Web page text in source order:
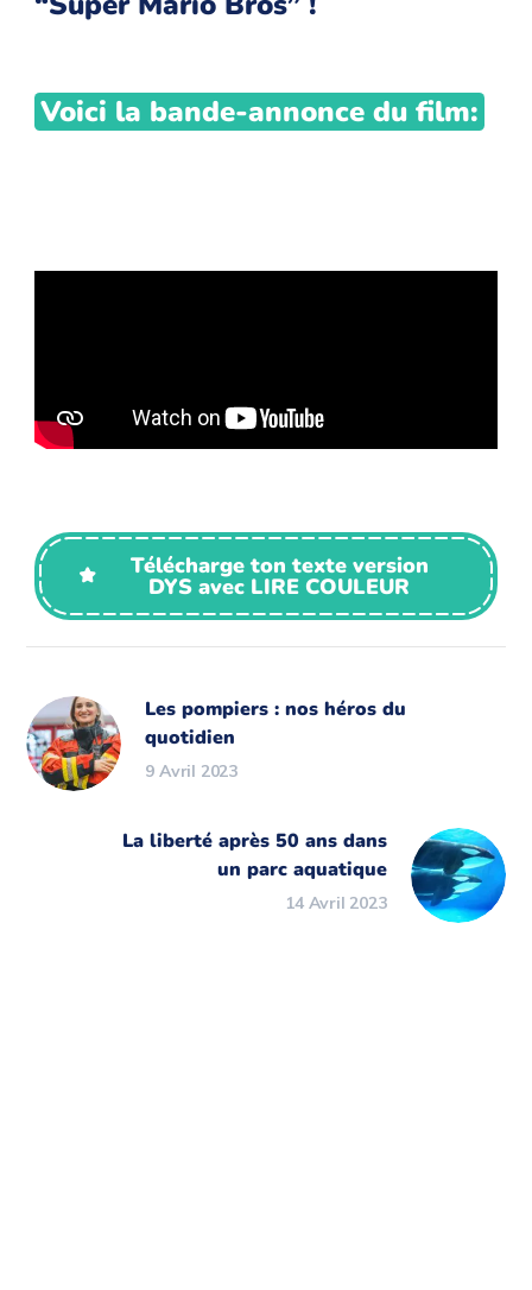
Voici la bande-annonce du film:
Télécharge ton texte version
DYS avec LIRE COULEUR
Les pompiers : nos héros du
quotidien
9 Avril 2023
La liberté après 50 ans dans
un parc aquatique
14 Avril 2023